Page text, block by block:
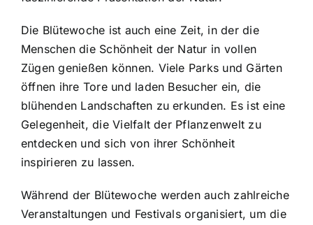
Die Blütewoche ist auch eine Zeit, in der die
Menschen die Schönheit der Natur in vollen
Zügen genießen können. Viele Parks und Gärten
öffnen ihre Tore und laden Besucher ein, die
blühenden Landschaften zu erkunden. Es ist eine
Gelegenheit, die Vielfalt der Pflanzenwelt zu
entdecken und sich von ihrer Schönheit
inspirieren zu lassen.
Während der Blütewoche werden auch zahlreiche
Veranstaltungen und Festivals organisiert, um die